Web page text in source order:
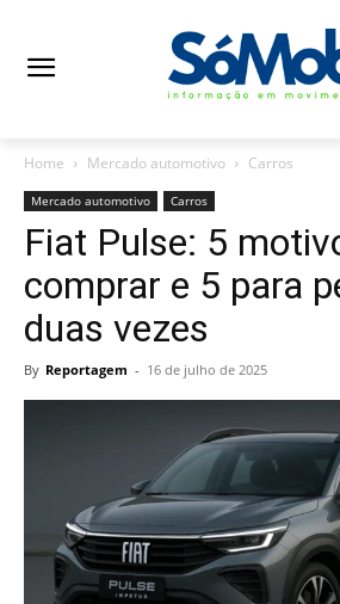
Home Mercado automotivo Carros
Mercado automotivo Carros
Fiat Pulse: 5
comprar e 5 para
duas vezes
By Reportagem - 16 de julho de 2025